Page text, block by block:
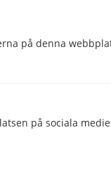
på denna
på sociala